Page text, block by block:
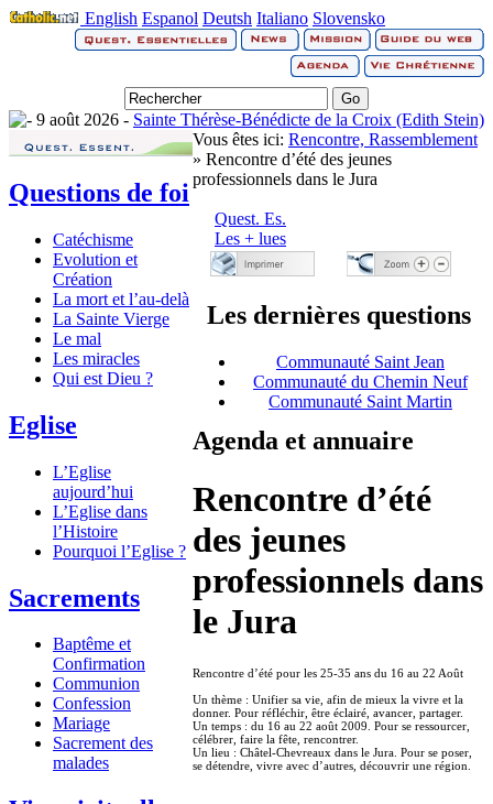
English Espanol Deutsh Italiano Slovensko
9 août 2026 - Sainte Thérèse-Bénédicte de la Croix (Edith Stein)
Questions de foi
Catéchisme
Evolution et
Création
La mort et l’au-delà
La Sainte Vierge
Le mal
Les miracles
Qui est Dieu ?
Eglise
L’Eglise
aujourd’hui
L’Eglise dans
l’Histoire
Pourquoi l’Eglise ?
Sacrements
Baptême et
Confirmation
Communion
Confession
Mariage
Sacrement des
malades
Vous êtes ici: Rencontre, Rassemblement
» Rencontre d’été des jeunes
professionnels dans le Jura
Quest. Es.
Les + lues
Les dernières questions
Communauté Saint Jean
Communauté du Chemin Neuf
Communauté Saint Martin
Agenda et annuaire
Rencontre d’été
des jeunes
professionnels dans
le Jura
Rencontre d’été pour les 25-35 ans du 16 au 22 Août
Un thème : Unifier sa vie, afin de mieux la vivre et la
donner. Pour réfléchir, être éclairé, avancer, partager.
Un temps : du 16 au 22 août 2009. Pour se ressourcer,
célébrer, faire la fête, rencontrer.
Un lieu : Châtel-Chevreaux dans le Jura. Pour se poser,
se détendre, vivre avec d’autres, découvrir une région.